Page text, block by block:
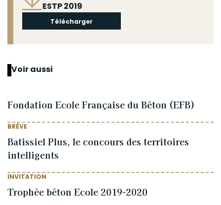
ESTP 2019
Télécharger
Voir aussi
Fondation Ecole Française du Béton (EFB)
BRÈVE
Batissiel Plus, le concours des territoires
intelligents
INVITATION
Trophée béton Ecole 2019-2020